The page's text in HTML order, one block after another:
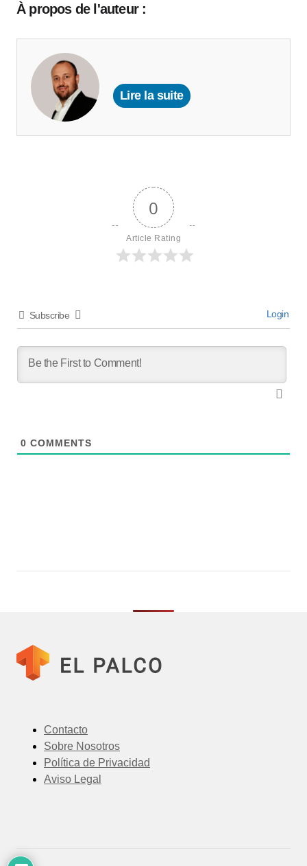
À propos de l'auteur :
Lire la suite
0
Article Rating
Subscribe Login
0 COMMENTS
Contacto
Sobre Nosotros
Política de Privacidad
Aviso Legal